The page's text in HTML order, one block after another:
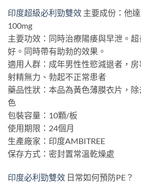
印度超級必利勁雙效 主要成份：他
100mg
主要功效：同時治療陽痿與早泄。
好。同時帶有助勃的效果。
適用人群：成年男性性慾減退者，房
射精無力、勃起不正常患者
藥品性狀：本品為黃色薄膜衣片，
色
包裝容量：10顆/板
使用期限：24個月
生產廠家：印度AMBITREE
保存方式：密封置常溫乾燥處
印度必利勁雙效 日常如何預防PE？